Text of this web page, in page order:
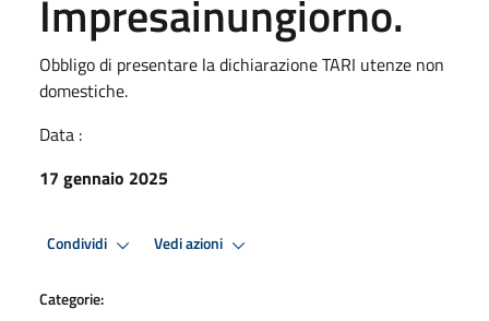
Impresainungiorno.
Obbligo di presentare la dichiarazione TARI utenze non
domestiche.
Data :
17 gennaio 2025
Condividi Premi Invio per attivare. apre menu
Vedi azioni
Categorie: